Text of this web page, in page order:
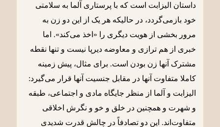
داستان الیزابت است که با پرستاری آلما به سلامتی
خود بازمی‌گردد، در حالیکه هر یک از این دو زن به
مرور بخشی از هویت دیگری را «اخذ می‌کند». اما
خبری از هم ترازی و معاوضه دیرپا نیست و تنها نقطه
مشترک آنها زن بودن است. برای مثال، پیش زمینه
کاملا متفاوت آنها در مقابل جنسیت آنها قرار می‌گیرد:
الیزابت و آلما از منظر جایگاه مادی و اجتماعی، طبقه
و شهرت و همچنین در خلق و خو و نگرش اخلاقی
متفاوت‌اند. این دو تصادفاً در چالش قدرت شدیدی